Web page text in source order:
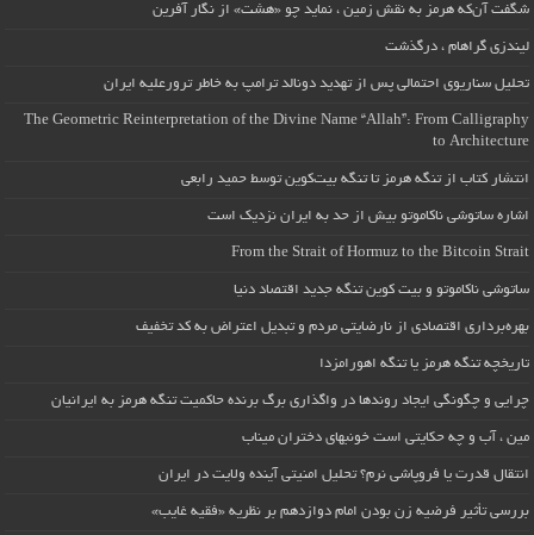
شگفت آن‌که هرمز به نقش زمین ، نماید چو «هشت» از نگار آفرین
لیندزی گراهام ، درگذشت
تحلیل سناریوی احتمالی پس از تهدید دونالد ترامپ به خاطر ترورعلیه ایران
The Geometric Reinterpretation of the Divine Name “Allah”: From Calligraphy
to Architecture
انتشار کتاب از تنگه هرمز تا تنگه بیت‌کوین توسط حمید رابعی
اشاره ساتوشی ناکاموتو بیش از حد به ایران نزدیک است
From the Strait of Hormuz to the Bitcoin Strait
ساتوشی ناکاموتو و بیت کوین تنگه جدید اقتصاد دنیا
بهره‌برداری اقتصادی از نارضایتی مردم و تبدیل اعتراض به کد تخفیف
تاریخچه تنگه هرمز یا تنگه اهورامزدا
چرایی و چگونگی ایجاد روندها در واگذاری برگ برنده حاکمیت تنگه هرمز به ایرانیان
مین ، آب و چه حکایتی است خونبهای دختران میناب
انتقال قدرت یا فروپاشی نرم؟ تحلیل امنیتی آینده ولایت در ایران
بررسی تأثیر فرضیه زن بودن امام دوازدهم بر نظریه «فقیه غایب»